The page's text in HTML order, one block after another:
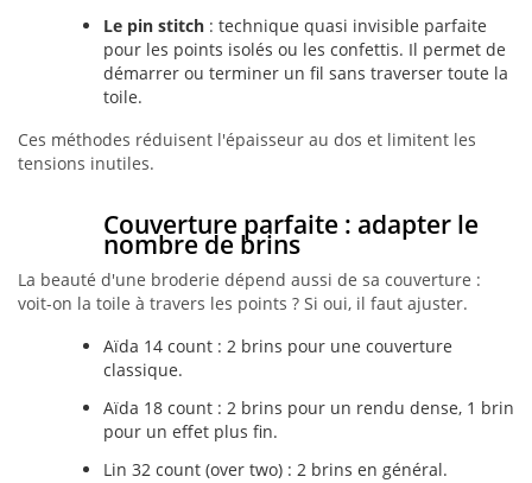
Le pin stitch : technique quasi invisible parfaite
pour les points isolés ou les confettis. Il permet de
démarrer ou terminer un fil sans traverser toute la
toile.
Ces méthodes réduisent l'épaisseur au dos et limitent les
tensions inutiles.
Couverture parfaite : adapter le
nombre de brins
La beauté d'une broderie dépend aussi de sa couverture :
voit-on la toile à travers les points ? Si oui, il faut ajuster.
Aïda 14 count : 2 brins pour une couverture
classique.
Aïda 18 count : 2 brins pour un rendu dense, 1 brin
pour un effet plus fin.
Lin 32 count (over two) : 2 brins en général.